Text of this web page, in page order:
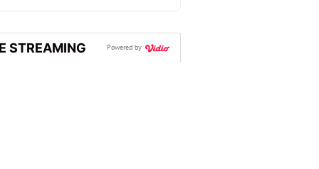
STREAMING Powered by